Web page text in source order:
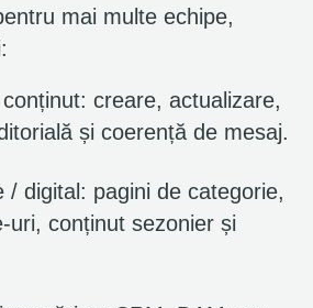
mai multe echipe,
creare, actualizare,
și coerență de mesaj.
/ digital: pagini de categorie,
uri, conținut sezonier și